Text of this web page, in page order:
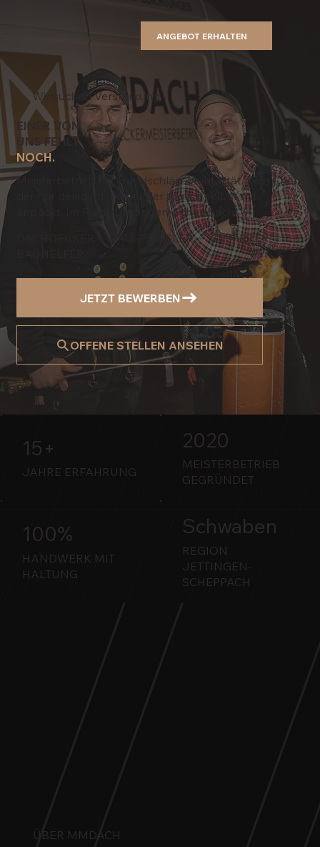
ANGEBOT ERHALTEN
Wir suchen Verstärkung
EINER VON
UNS FEHLT
NOCH.
Meisterbetrieb mit Handschlag-Mentalität. Kein Chef
der nur delegiert – einer der täglich selbst mit
anpackt. Im Raum Jettingen-Scheppach.
DACHDECKER · BAUSPENGLER · ZIMMERER ·
JETZT BEWERBEN
OFFENE STELLEN ANSEHEN
15+
JAHRE ERFAHRUNG
2020
MEISTERBETRIEB
GEGRÜNDET
100%
HANDWERK MIT
HALTUNG
Schwaben
REGION
JETTINGEN-
SCHEPPACH
ÜBER MMDACH